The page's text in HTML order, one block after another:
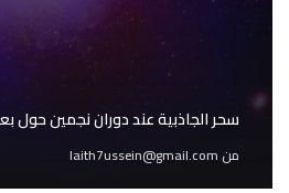
سحر الجاذبية عند دوران نجمين حول
من laith7ussein@gmail.com